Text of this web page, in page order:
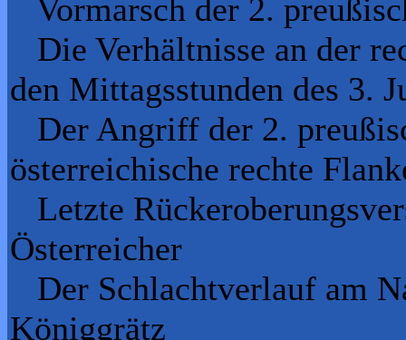
Vormarsch der 2.
Die Verhältnisse an der
den Mittagsstunden des 3.
Der Angriff der 2.
österreichische rechte
Letzte
Österreicher
Der Schlachtverlauf am
Königgrätz